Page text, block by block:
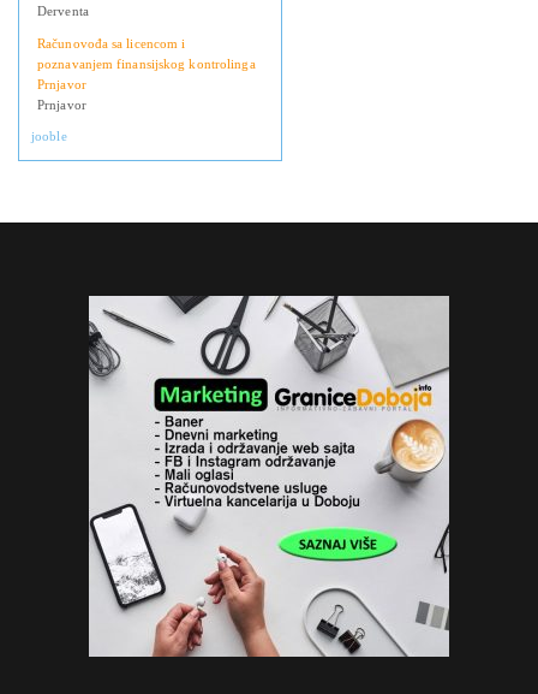
Derventa
Računovođa sa licencom i
poznavanjem finansijskog kontrolinga
Prnjavor
Prnjavor
jooble